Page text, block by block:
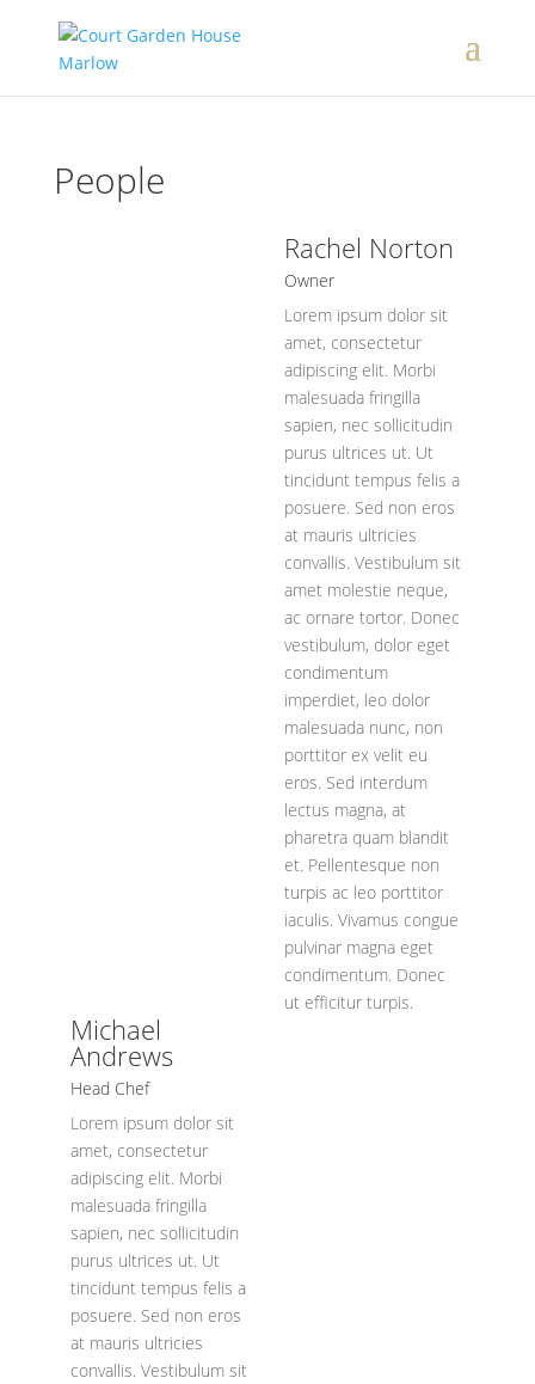
People
Rachel Norton
Owner
Lorem ipsum dolor sit
amet, consectetur
adipiscing elit. Morbi
malesuada fringilla
sapien, nec sollicitudin
purus ultrices ut. Ut
tincidunt tempus felis a
posuere. Sed non eros
at mauris ultricies
convallis. Vestibulum sit
amet molestie neque,
ac ornare tortor. Donec
vestibulum, dolor eget
condimentum
imperdiet, leo dolor
malesuada nunc, non
porttitor ex velit eu
eros. Sed interdum
lectus magna, at
pharetra quam blandit
et. Pellentesque non
turpis ac leo porttitor
iaculis. Vivamus congue
pulvinar magna eget
condimentum. Donec
ut efficitur turpis.
Michael
Andrews
Head Chef
Lorem ipsum dolor sit
amet, consectetur
adipiscing elit. Morbi
malesuada fringilla
sapien, nec sollicitudin
purus ultrices ut. Ut
tincidunt tempus felis a
posuere. Sed non eros
at mauris ultricies
convallis. Vestibulum sit